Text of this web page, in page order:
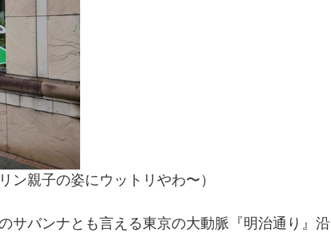
ン親子の姿にウットリやわ〜）
サバンナとも言える東京の大動脈『明治通り』沿